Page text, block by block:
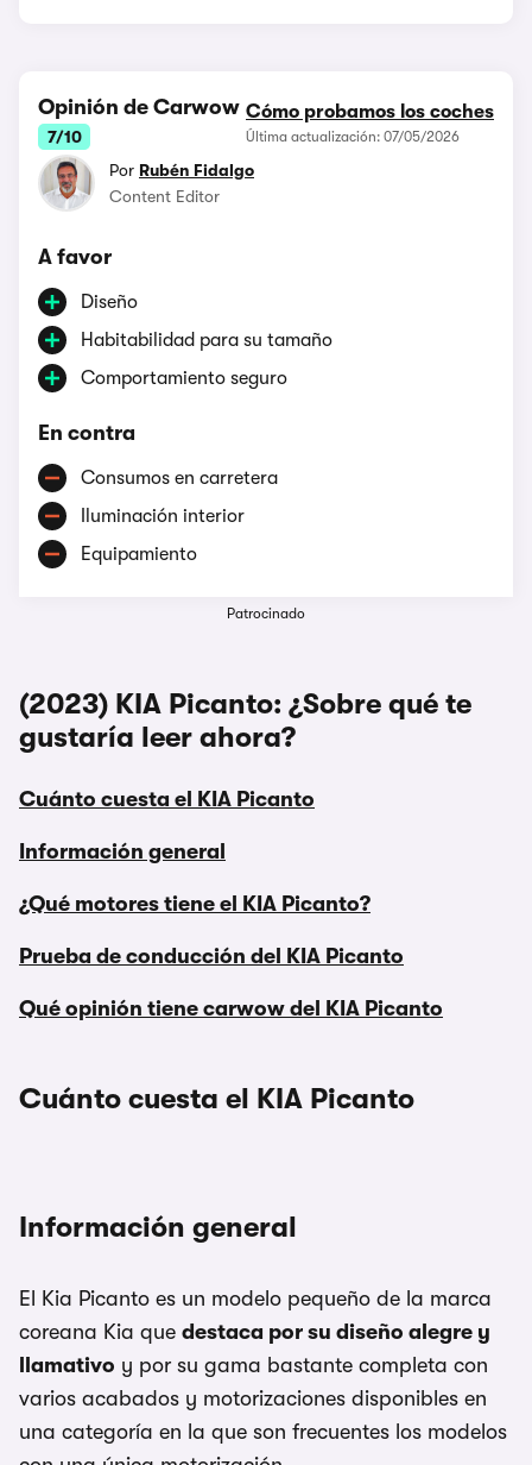
Opinión de Carwow
7/10
Cómo probamos los coches
Última actualización: 07/05/2026
Por Rubén Fidalgo
Content Editor
A favor
Diseño
Habitabilidad para su tamaño
Comportamiento seguro
En contra
Consumos en carretera
Iluminación interior
Equipamiento
Patrocinado
(2023) KIA Picanto: ¿Sobre qué te
gustaría leer ahora?
Cuánto cuesta el KIA Picanto
Información general
¿Qué motores tiene el KIA Picanto?
Prueba de conducción del KIA Picanto
Qué opinión tiene carwow del KIA Picanto
Cuánto cuesta el KIA Picanto
Información general
El Kia Picanto es un modelo pequeño de la marca
coreana Kia que destaca por su diseño alegre y
llamativo y por su gama bastante completa con
varios acabados y motorizaciones disponibles en
una categoría en la que son frecuentes los modelos